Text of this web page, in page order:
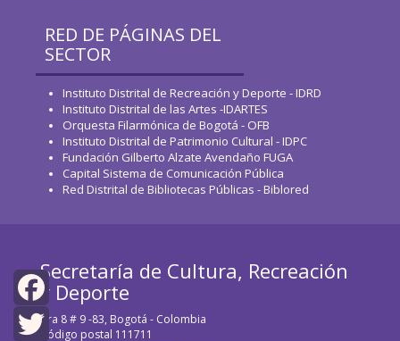
Facebook
RED DE PÁGINAS DEL
SECTOR
Instituto Distrital de Recreación y Deporte - IDRD
Instituto Distrital de las Artes -IDARTES
Orquesta Filarmónica de Bogotá - OFB
Instituto Distrital de Patrimonio Cultural - IDPC
Fundación Gilberto Alzate Avendaño FUGA
Capital Sistema de Comunicación Pública
Red Distrital de Bibliotecas Públicas - Biblored
Secretaría de Cultura, Recreación
y Deporte
Cra 8 # 9 -83, Bogotá - Colombia
Código postal 111711